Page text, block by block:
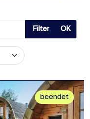
Filter OK
beendet